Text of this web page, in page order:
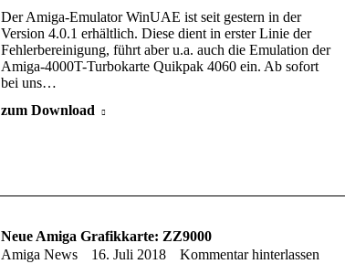
Der Amiga-Emulator WinUAE ist seit gestern in der
Version 4.0.1 erhältlich. Diese dient in erster Linie der
Fehlerbereinigung, führt aber u.a. auch die Emulation der
Amiga-4000T-Turbokarte Quikpak 4060 ein. Ab sofort
bei uns…
zum Download
Neue Amiga Grafikkarte: ZZ9000
Amiga News
16. Juli 2018
Kommentar hinterlassen